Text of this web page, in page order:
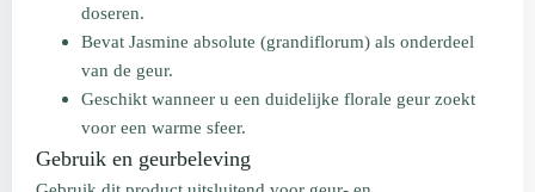
doseren.
Bevat Jasmine absolute (grandiflorum) als onderdeel
van de geur.
Geschikt wanneer u een duidelijke florale geur zoekt
voor een warme sfeer.
Gebruik en geurbeleving